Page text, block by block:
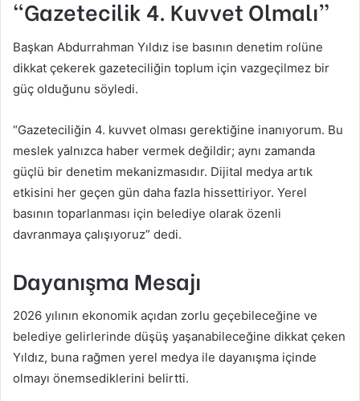
“Gazetecilik 4. Kuvvet Olmalı”
Başkan Abdurrahman Yıldız ise basının denetim rolüne
dikkat çekerek gazeteciliğin toplum için vazgeçilmez bir
güç olduğunu söyledi.
“Gazeteciliğin 4. kuvvet olması gerektiğine inanıyorum. Bu
meslek yalnızca haber vermek değildir; aynı zamanda
güçlü bir denetim mekanizmasıdır. Dijital medya artık
etkisini her geçen gün daha fazla hissettiriyor. Yerel
basının toparlanması için belediye olarak özenli
davranmaya çalışıyoruz” dedi.
Dayanışma Mesajı
2026 yılının ekonomik açıdan zorlu geçebileceğine ve
belediye gelirlerinde düşüş yaşanabileceğine dikkat çeken
Yıldız, buna rağmen yerel medya ile dayanışma içinde
olmayı önemsediklerini belirtti.